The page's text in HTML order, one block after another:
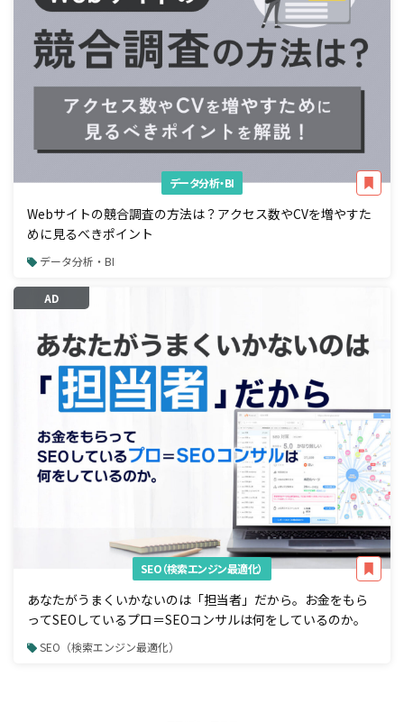
データ分析・BI
Webサイトの競合調査の方法は？アクセス数やCVを増やすた
めに見るべきポイント
データ分析・BI
AD
SEO（検索エンジン最適化）
あなたがうまくいかないのは「担当者」だから。お金をもら
ってSEOしているプロ＝SEOコンサルは何をしているのか。
SEO（検索エンジン最適化）